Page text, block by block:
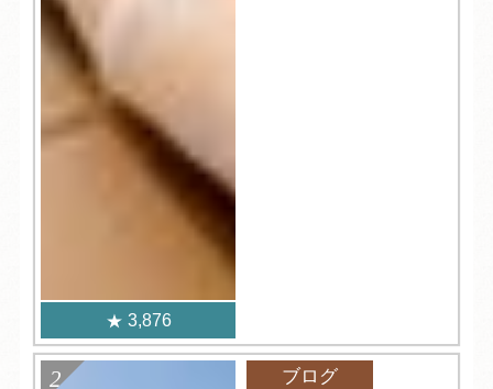
3,876
ブログ